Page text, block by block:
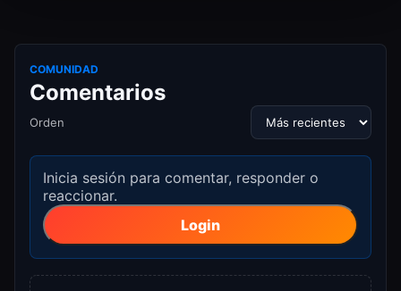
COMUNIDAD
Comentarios
Orden
Inicia sesión para comentar, responder o
reaccionar.
Login